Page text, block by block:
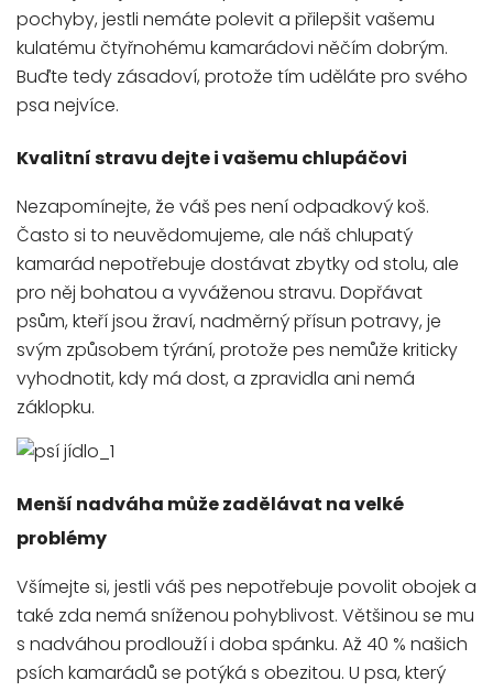
pochyby, jestli nemáte polevit a přilepšit vašemu
kulatému čtyřnohému kamarádovi něčím dobrým.
Buďte tedy zásadoví, protože tím uděláte pro svého
psa nejvíce.
Kvalitní stravu dejte i vašemu chlupáčovi
Nezapomínejte, že váš pes není odpadkový koš.
Často si to neuvědomujeme, ale náš chlupatý
kamarád nepotřebuje dostávat zbytky od stolu, ale
pro něj bohatou a vyváženou stravu. Dopřávat
psům, kteří jsou žraví, nadměrný přísun potravy, je
svým způsobem týrání, protože pes nemůže kriticky
vyhodnotit, kdy má dost, a zpravidla ani nemá
záklopku.
Menší nadváha může zadělávat na velké
problémy
Všímejte si, jestli váš pes nepotřebuje povolit obojek a
také zda nemá sníženou pohyblivost. Většinou se mu
s nadváhou prodlouží i doba spánku. Až 40 % našich
psích kamarádů se potýká s obezitou. U psa, který